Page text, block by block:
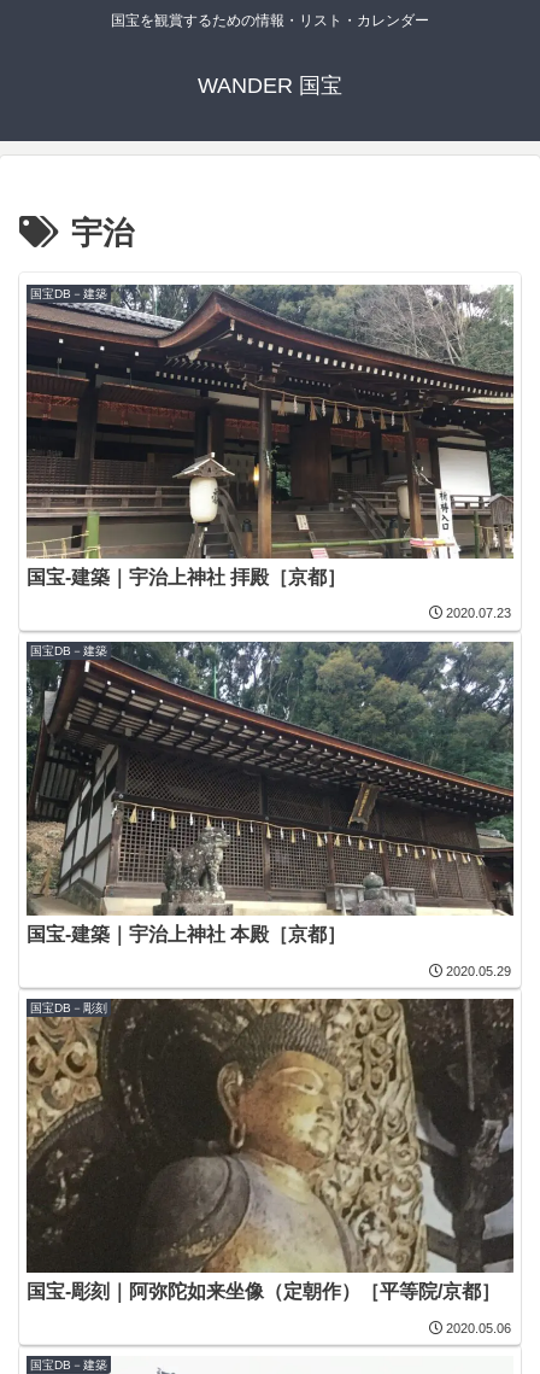
国宝を観賞するための情報・リスト・カレンダー
WANDER 国宝
宇治
国宝DB－建築
国宝-建築｜宇治上神社 拝殿［京都］
2020.07.23
国宝DB－建築
国宝-建築｜宇治上神社 本殿［京都］
2020.05.29
国宝DB－彫刻
国宝-彫刻｜阿弥陀如来坐像（定朝作）［平等院/京都］
2020.05.06
国宝DB－建築